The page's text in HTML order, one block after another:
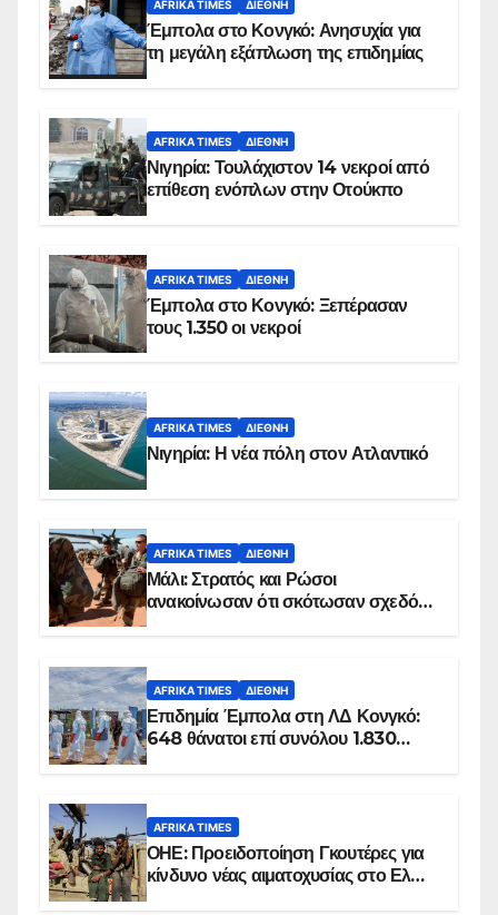
AFRIKA TIMES ΔΙΕΘΝΉ
Έμπολα στο Κονγκό: Ανησυχία για
τη μεγάλη εξάπλωση της επιδημίας
AFRIKA TIMES ΔΙΕΘΝΉ
Νιγηρία: Τουλάχιστον 14 νεκροί από
επίθεση ενόπλων στην Οτούκπο
AFRIKA TIMES ΔΙΕΘΝΉ
Έμπολα στο Κονγκό: Ξεπέρασαν
τους 1.350 οι νεκροί
AFRIKA TIMES ΔΙΕΘΝΉ
Νιγηρία: Η νέα πόλη στον Ατλαντικό
AFRIKA TIMES ΔΙΕΘΝΉ
Μάλι: Στρατός και Ρώσοι
ανακοίνωσαν ότι σκότωσαν σχεδόν
AFRIKA TIMES ΔΙΕΘΝΉ
Επιδημία Έμπολα στη ΛΔ Κονγκό:
648 θάνατοι επί συνόλου 1.830
AFRIKA TIMES
ΟΗΕ: Προειδοποίηση Γκουτέρες για
κίνδυνο νέας αιματοχυσίας στο Ελ